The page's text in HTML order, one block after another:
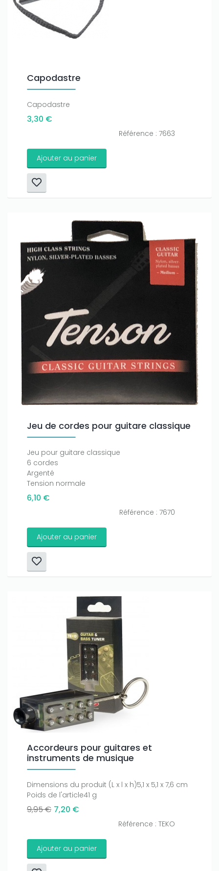
Capodastre
Capodastre
3,30 €
Référence : 7663
Ajouter au panier
Jeu de cordes pour guitare classique
Jeu pour guitare classique
6 cordes
Argenté
Tension normale
6,10 €
Référence : 7670
Ajouter au panier
Accordeurs pour guitares et
instruments de musique
Dimensions du produit (L x l x h)5,1 x 5,1 x 7,6 cm
Poids de l'article41 g
9,95 € 7,20 €
Référence : TEKO
Ajouter au panier